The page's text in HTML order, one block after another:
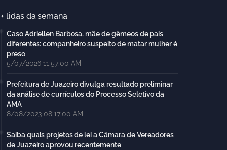
+ lidas da semana
Caso Adriellen Barbosa, mãe de gêmeos de pais
diferentes: companheiro suspeito de matar mulher é
preso
5/07/2026 11:57:00 AM
Prefeitura de Juazeiro divulga resultado preliminar
da análise de currículos do Processo Seletivo da
AMA
8/08/2023 08:17:00 AM
Saiba quais projetos de lei a Câmara de Vereadores
de Juazeiro aprovou recentemente